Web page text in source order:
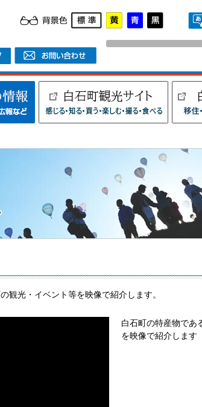
観光・イベント等を映像で紹介します。
白石町の特産物であ
を映像で紹介します